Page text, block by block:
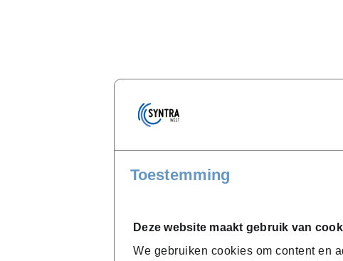
Toestemming
Deze website maakt gebruik van
We gebruiken cookies om content en